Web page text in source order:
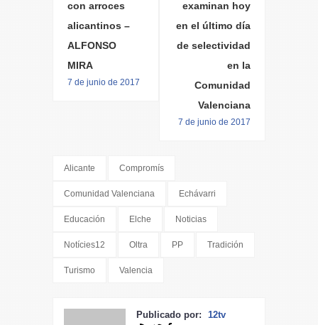
con arroces
alicantinos –
ALFONSO
MIRA
7 de junio de 2017
examinan hoy
en el último día
de selectividad
en la
Comunidad
Valenciana
7 de junio de 2017
Alicante Compromís
Comunidad Valenciana Echávarri
Educación Elche Noticias
Notícies12 Oltra PP Tradición
Turismo Valencia
Publicado por: 12tv